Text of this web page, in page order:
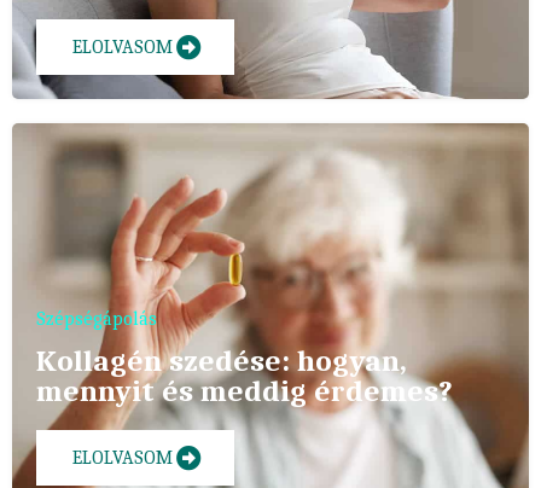
ELOLVASOM
Szépségápolás
Kollagén szedése: hogyan,
mennyit és meddig érdemes?
ELOLVASOM